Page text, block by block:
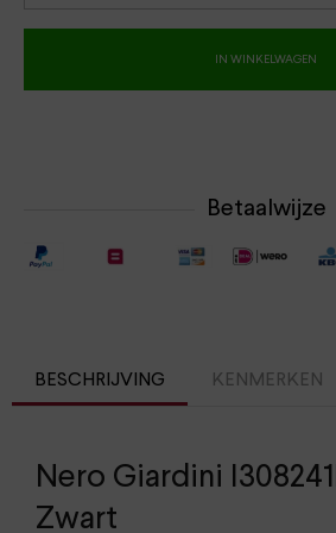
IN WINKELWAGEN
Betaalwijze
BESCHRIJVING KENMERKEN
Nero Giardini
Zwart